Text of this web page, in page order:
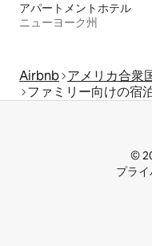
アパートメントホテル
ニューヨーク州
Airbnb アメリカ合衆
ファミリー向けの宿
©
プラ